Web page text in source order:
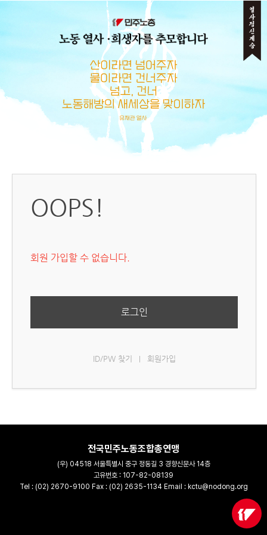
메뉴 건너뛰기
OOPS!
회원 가입할 수 없습니다.
로그인
ID/PW 찾기 회원가입
전국민주노동조합총연맹
(우) 04518 서울특별시 중구 정동길 3 경향신문사 14층
고유번호 : 107-82-08139
Tel : (02) 2670-9100 Fax : (02) 2635-1134 Email : kctu@nodong.org